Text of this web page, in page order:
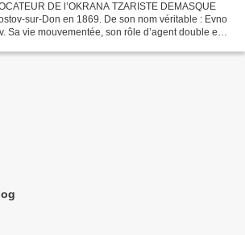
DE l’OKRANA TZARISTE DEMASQUE
sur-Don en 1869. De son nom véritable : Evno
Sa vie mouvementée, son rôle d’agent double en